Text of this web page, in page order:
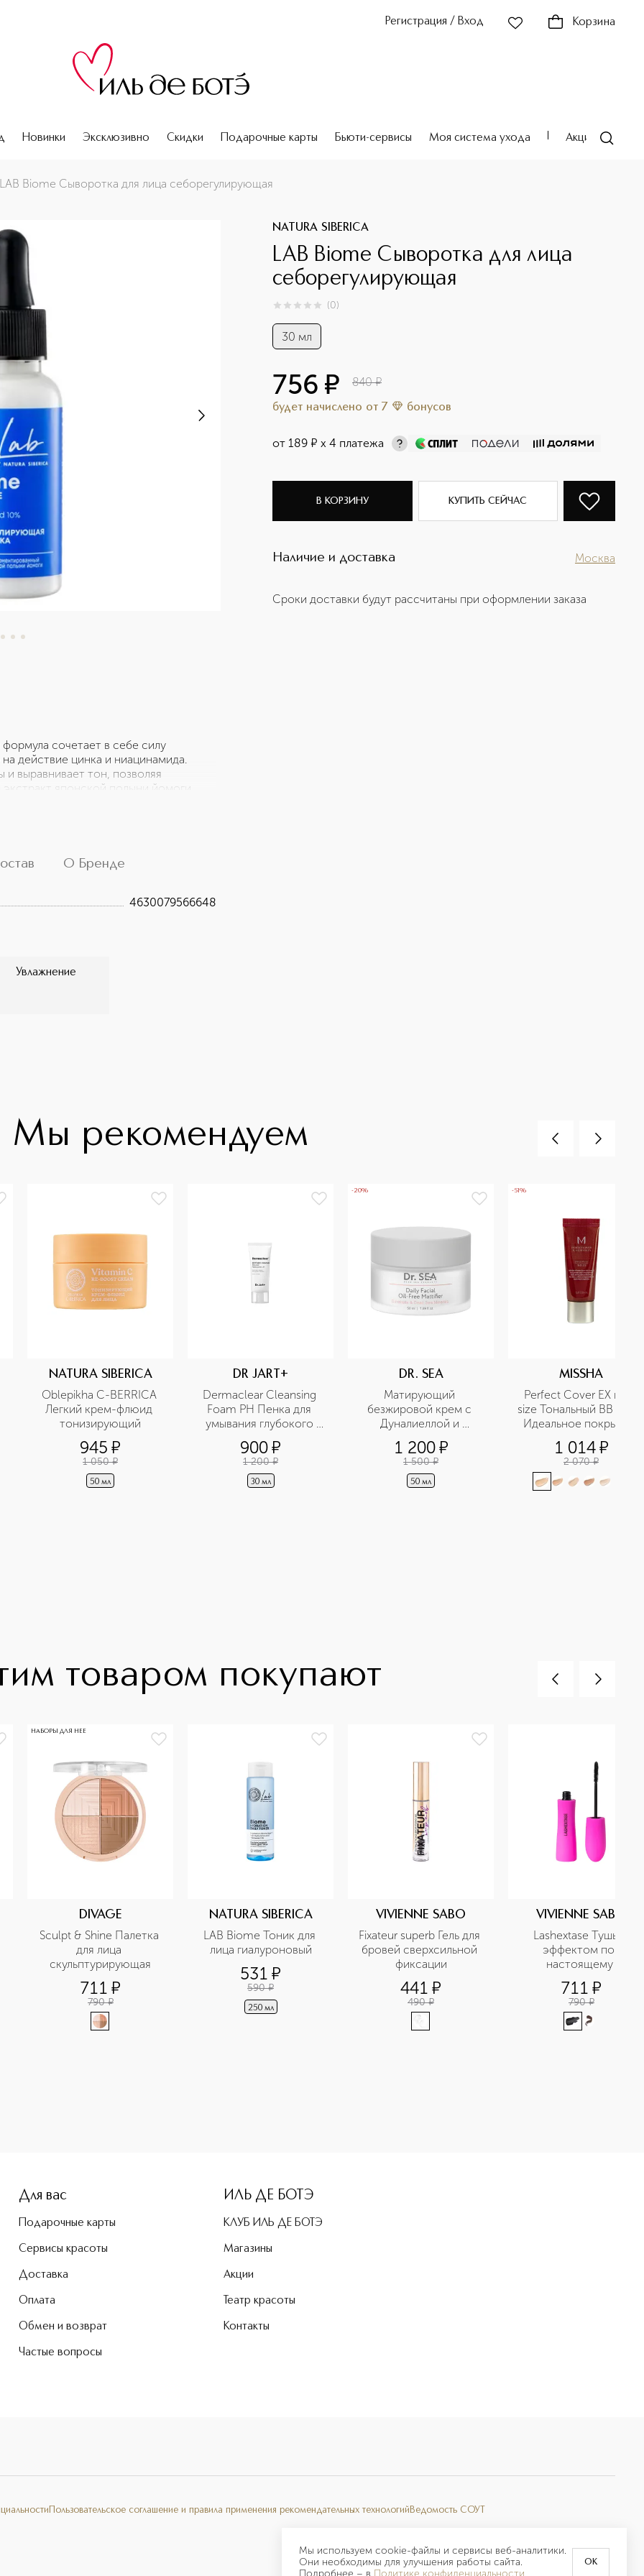
Мы используем cookie-файлы и сервисы веб-аналитики.
Они необходимы для улучшения работы сайта.
Подробнее – в Политике конфиденциальности
OK
Регистрация / Вход Корзина
Новинки Эксклюзивно Скидки Подарочные карты Бьюти-сервисы Моя система ухода Акции
LAB Biome Сыворотка для лица себорегулирующая
NATURA SIBERICA
LAB Biome Сыворотка для лица
себорегулирующая
0из 0 (0)
30 мл
756 ¤ 840 ¤
будет начислено от 7 бонусов
от 189 ¤ х 4 платежа
В КОРЗИНУ КУПИТЬ СЕЙЧАС
Наличие и доставка Москва
Сроки доставки будут рассчитаны при оформлении заказа
сочетает в себе силу
действие цинка и ниацинамида.
выравнивает тон, позволяя
экстракт японской полыни йомоги
одновременно увлажняя кожу и
гидролипидный баланс
О Бренде
4630079566648
Увлажнение
Мы рекомендуем
NATURA SIBERICA
Oblepikha C-BERRICA
Легкий крем-флюид
тонизирующий
945 ¤
1 050 ¤
50 мл
DR JART+
Dermaclear Cleansing
Foam PH Пенка для
умывания глубокого
очищения для
чувствительной кожи
900¤
1 200 ¤
30 мл
-20%
DR. SEA
Матирующий
безжировой крем с
Дуналиеллой и
минералами Мертвого
моря
1 200¤
1 500 ¤
50 мл
-51%
MISSHA
Perfect Cover EX mini
size Тональный BB крем
Идеальное покрытие
SPF42/PA+++ в
дорожном формате
1 014¤
2 070 ¤
товаром покупают
НАБОРЫ ДЛЯ НЕЕ
DIVAGE
Sculpt & Shine Палетка
для лица
скульптурирующая
711 ¤
790 ¤
NATURA SIBERICA
LAB Biome Тоник для
лица гиалуроновый
531 ¤
590 ¤
250 мл
VIVIENNE SABO
Fixateur superb Гель для
бровей сверхсильной
фиксации
441 ¤
490 ¤
VIVIENNE SABO
Lashextase Тушь с
эффектом по-
настоящему
невероятного объема
711 ¤
790 ¤
Для вас
Подарочные карты
Сервисы красоты
Доставка
Оплата
Обмен и возврат
Частые вопросы
ИЛЬ ДЕ БОТЭ
КЛУБ ИЛЬ ДЕ БОТЭ
Магазины
Акции
Театр красоты
Контакты
Пользовательское соглашение и правила применения рекомендательных технологий Ведомость СОУТ